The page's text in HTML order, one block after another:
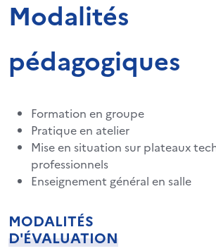
Modalités
pédagogiques
Formation en groupe
Pratique en atelier
Mise en situation sur plateaux
professionnels
Enseignement général en salle
MODALITÉS
D'ÉVALUATION